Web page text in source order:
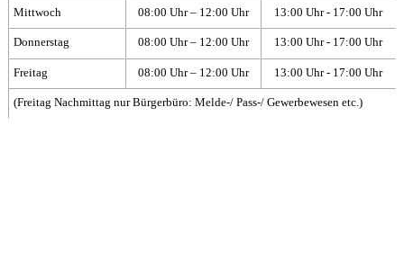
Mittwoch 08:00 Uhr – 12:00 Uhr 13:00 Uhr - 17:00 Uhr
Donnerstag 08:00 Uhr – 12:00 Uhr 13:00 Uhr - 17:00 Uhr
Freitag 08:00 Uhr – 12:00 Uhr 13:00 Uhr - 17:00 Uhr
(Freitag Nachmittag nur Bürgerbüro: Melde-/ Pass-/ Gewerbewesen etc.)